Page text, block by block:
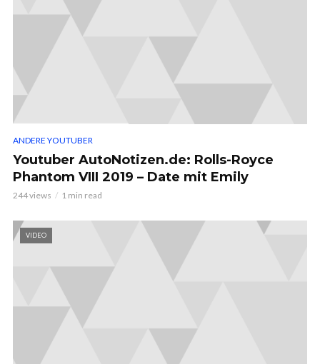
ANDERE YOUTUBER
Youtuber AutoNotizen.de: Rolls-Royce
Phantom VIII 2019 – Date mit Emily
244 views 1 min read
VIDEO